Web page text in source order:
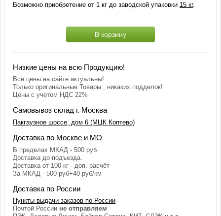
Возможно приобретение от 1 кг до заводской упаковки 15 кг.
В корзину
Низкие цены на всю Продукцию!
Все цены на сайте актуальны!
Только оригинальные Товары , никаких подделок!
Цены с учетом НДС 22%
Самовывоз склад г. Москва
Пакгаузное шоссе, дом 6 (МЦК Коптево)
Доставка по Москве и МО
В пределах МКАД - 500 руб
Доставка до подъезда.
Доставка от 100 кг - доп. расчёт
За МКАД - 500 руб+40 руб/км
Доставка по России
Пункты выдачи заказов по России
Почтой России не отправляем